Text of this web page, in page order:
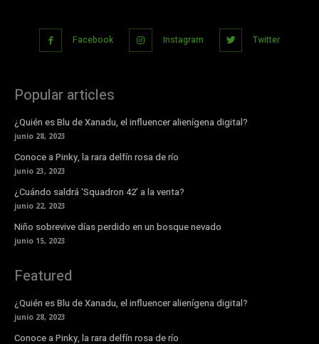
Facebook Instagram Twitter
Popular articles
¿Quién es Blu de Xanadu, el influencer alienígena digital?
junio 28, 2023
Conoce a Pinky, la rara delfín rosa de río
junio 23, 2023
¿Cuándo saldrá ‘Squadron 42’ a la venta?
junio 22, 2023
Niño sobrevive días perdido en un bosque nevado
junio 15, 2023
Featured
¿Quién es Blu de Xanadu, el influencer alienígena digital?
junio 28, 2023
Conoce a Pinky, la rara delfín rosa de río